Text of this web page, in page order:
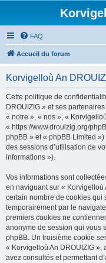
FAQ
Accueil du forum
Korvigelloù An
Cette politique de
DROUIZIG » et ses
« notre », « nos », «
« https://www.drouizig.org/
phpBB » et « phpBB Limited
des sessions d’utilisation de
informations »).
Vos informations sont
en naviguant sur « Korvigelloù
certain nombre de cookies qui
temporairement par le
premiers cookies ne
anonyme de session qui vous
phpBB. Un troisième cookie
« Korvigelloù An DROUIZIG »,
avez consultés et permettant